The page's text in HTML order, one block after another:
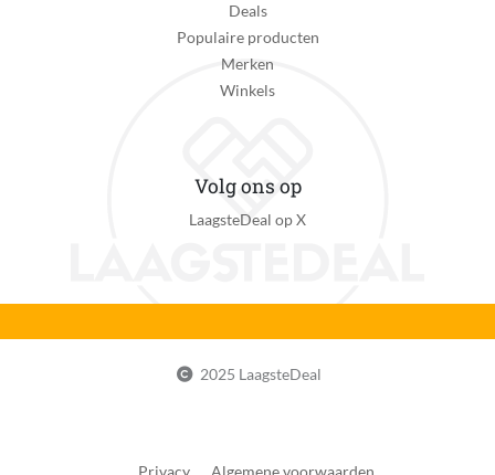
Deals
Populaire producten
Merken
Winkels
Volg ons op
LaagsteDeal op X
2025 LaagsteDeal